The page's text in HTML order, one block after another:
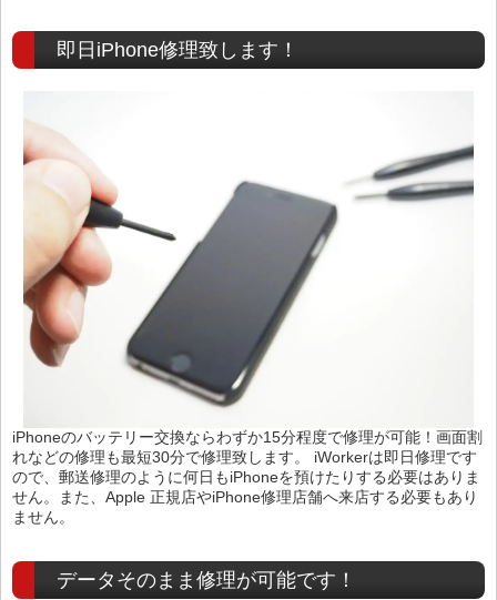
即日iPhone修理致します！
iPhoneのバッテリー交換ならわずか15分程度で修理が可能！画面割
れなどの修理も最短30分で修理致します。 iWorkerは即日修理です
ので、郵送修理のように何日もiPhoneを預けたりする必要はありま
せん。また、Apple 正規店やiPhone修理店舗へ来店する必要もあり
ません。
データそのまま修理が可能です！